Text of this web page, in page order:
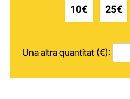
10€ 25€
Una altra quantitat (€):